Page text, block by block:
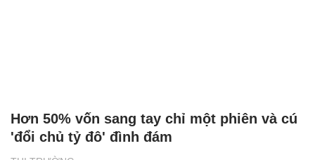
Hơn 50% vốn sang tay chỉ một phiên và cú
'đổi chủ tỷ đô' đình đám